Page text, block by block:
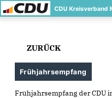
CDU Kreisverband
ZURÜCK
Frühjahrsempfang
Frühjahrsempfang der CDU